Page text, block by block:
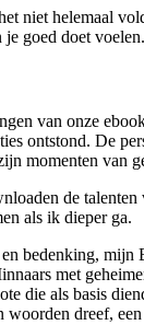
niet helemaal
je goed doet voelen.
van onze
ontstond. De
momenten
de
als ik dieper ga.
bedenking,
met
die als basis
dreef,